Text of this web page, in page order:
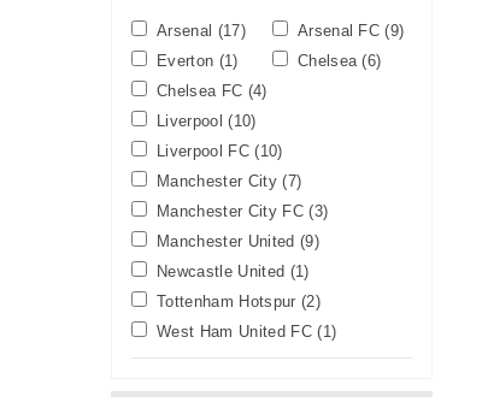
Arsenal (17) Arsenal FC(9)
Everton (1) Chelsea(6)
Chelsea FC (4)
Liverpool(10)
Liverpool FC(10)
Manchester City(7)
Manchester City FC(3)
Manchester United (9)
Newcastle United (1)
Tottenham Hotspur (2)
West Ham United FC(1)